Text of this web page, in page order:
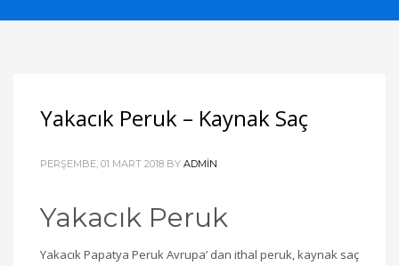
Yakacık Peruk – Kaynak Saç
PERŞEMBE, 01 MART 2018 BY ADMIN
Yakacık Peruk
Yakacık Papatya Peruk Avrupa’ dan ithal peruk, kaynak saç